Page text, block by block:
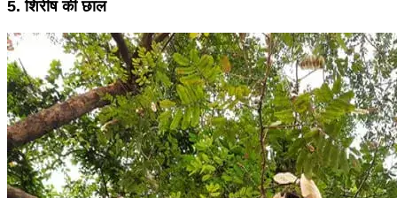
5. शिरीष की छाल